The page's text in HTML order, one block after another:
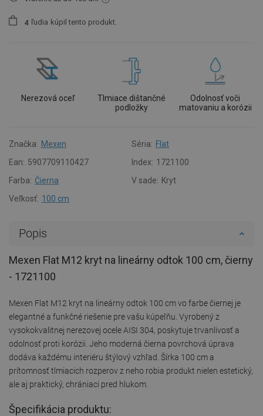
4 ľudia kúpil tento produkt.
Nerezová oceľ
Tlmiace dištančné
podložky
Odolnosť voči
matovaniu a korózii
Značka: Mexen Séria: Flat
Ean: 5907709110427 Index: 1721100
Farba: Čierna V sade: Kryt
Veľkosť: 100 cm
Popis
Mexen Flat M12 kryt na lineárny odtok 100 cm, čierny
- 1721100
Mexen Flat M12 kryt na lineárny odtok 100 cm vo farbe čiernej je
elegantné a funkčné riešenie pre vašu kúpeľňu. Vyrobený z
vysokokvalitnej nerezovej ocele AISI 304, poskytuje trvanlivosť a
odolnosť proti korózii. Jeho moderná čierna povrchová úprava
dodáva každému interiéru štýlový vzhľad. Šírka 100 cm a
prítomnosť tlmiacich rozperov z neho robia produkt nielen estetický,
ale aj praktický, chrániaci pred hlukom.
Špecifikácia produktu: